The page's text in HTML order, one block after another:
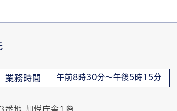
業務時間 午前8時30分～午後5時15分